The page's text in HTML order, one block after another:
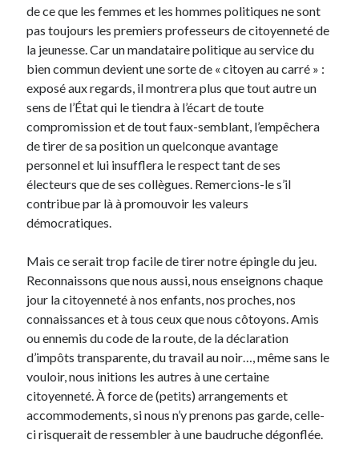
de ce que les femmes et les hommes politiques ne sont
pas toujours les premiers professeurs de citoyenneté de
la jeunesse. Car un mandataire politique au service du
bien commun devient une sorte de « citoyen au carré » :
exposé aux regards, il montrera plus que tout autre un
sens de l’État qui le tiendra à l’écart de toute
compromission et de tout faux-semblant, l’empêchera
de tirer de sa position un quelconque avantage
personnel et lui insufflera le respect tant de ses
électeurs que de ses collègues. Remercions-le s’il
contribue par là à promouvoir les valeurs
démocratiques.
Mais ce serait trop facile de tirer notre épingle du jeu.
Reconnaissons que nous aussi, nous enseignons chaque
jour la citoyenneté à nos enfants, nos proches, nos
connaissances et à tous ceux que nous côtoyons. Amis
ou ennemis du code de la route, de la déclaration
d’impôts transparente, du travail au noir…, même sans le
vouloir, nous initions les autres à une certaine
citoyenneté. À force de (petits) arrangements et
accommodements, si nous n’y prenons pas garde, celle-
ci risquerait de ressembler à une baudruche dégonflée.